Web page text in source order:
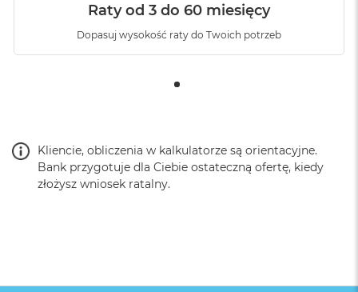
Raty od 3 do 60 miesięcy
Dopasuj wysokość raty do Twoich potrzeb
Kliencie, obliczenia w kalkulatorze są orientacyjne.
Bank przygotuje dla Ciebie ostateczną ofertę, kiedy
złożysz wniosek ratalny.